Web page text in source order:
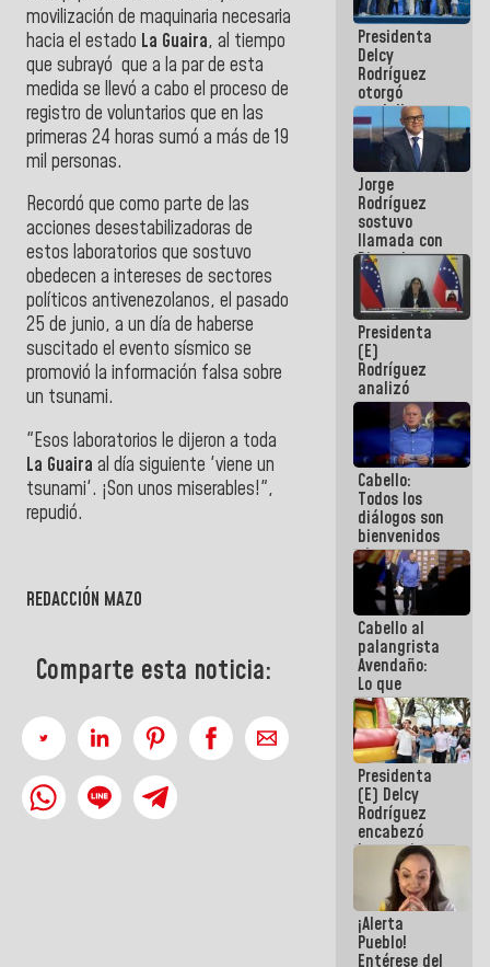
movilización de maquinaria necesaria
hacia el estado La Guaira, al tiempo
que subrayó que a la par de esta
medida se llevó a cabo el proceso de
registro de voluntarios que en las
primeras 24 horas sumó a más de 19
mil personas.
Recordó que como parte de las
acciones desestabilizadoras de
estos laboratorios que sostuvo
obedecen a intereses de sectores
políticos antivenezolanos, el pasado
25 de junio, a un día de haberse
suscitado el evento sísmico se
promovió la información falsa sobre
un tsunami.
"Esos laboratorios le dijeron a toda
La Guaira al día siguiente 'viene un
tsunami'. ¡Son unos miserables!",
repudió.
REDACCIÓN MAZO
Comparte esta noticia:
escombros
en La Guaira
Presidenta
Delcy
Rodríguez
otorgó
medalla
"Héroe de
Venezuela"
a servidores
públicos
Jorge
Rodríguez
sostuvo
llamada con
Dinorah
Figuera y
acuerdan
primer
encuentro
presencial
para el
diálogo
Presidenta
(E)
Rodríguez
analizó
junto a
gobernadores
planes de
recuperación
del Sistema
Eléctrico
Nacional
Cabello:
Todos los
diálogos son
bienvenidos
siempre que
estén en el
marco de la
Constitución
de la
República
Cabello al
palangrista
Avendaño:
Lo que
vayas a
escribir
hazlo hoy
por que no
sabemos si
la semana
que viene
hay
programa
Presidenta
(E) Delcy
Rodríguez
encabezó
lanzamiento
del Plan
Nacional de
Recreación
Vacacional
¡Alerta
Pueblo!
Entérese del